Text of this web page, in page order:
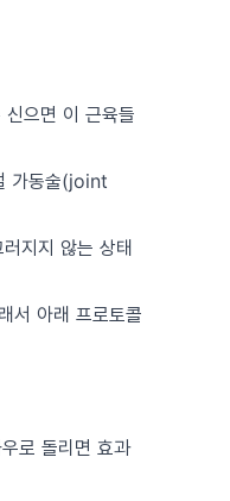
으면 이 근육들
가동술(joint
지지 않는 상태
서 아래 프로토콜
로 돌리면 효과